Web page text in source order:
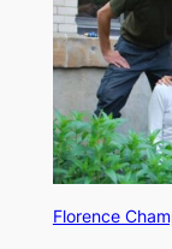
Florence